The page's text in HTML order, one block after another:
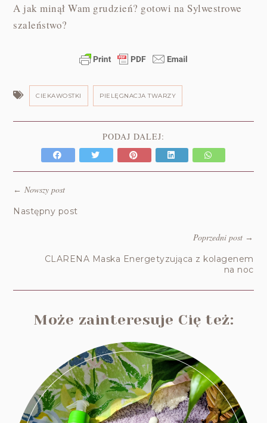
A jak minął Wam grudzień? gotowi na Sylwestrowe
szaleństwo?
CIEKAWOSTKI PIELĘGNACJA TWARZY
PODAJ DALEJ:
← Nowszy post
Następny post
Poprzedni post→
CLARENA Maska Energetyzująca z kolagenem
na noc
Może zainteresuje Cię też: